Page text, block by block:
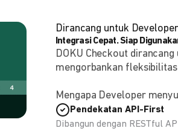
Dirancang untuk Developer
Integrasi Cepat. Siap
DOKU Checkout
mengorbankan
Mengapa Developer
Pendekatan API-First
Dibangun dengan RESTful